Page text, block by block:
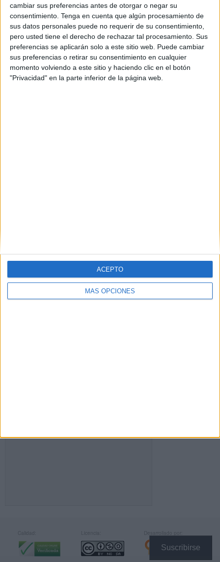
cambiar sus preferencias antes de otorgar o negar su
consentimiento. Tenga en cuenta que algún procesamiento de
sus datos personales puede no requerir de su consentimiento,
pero usted tiene el derecho de rechazar tal procesamiento. Sus
preferencias se aplicarán solo a este sitio web. Puede cambiar
sus preferencias o retirar su consentimiento en cualquier
momento volviendo a este sitio y haciendo clic en el botón
"Privacidad" en la parte inferior de la página web.
MÁS OPCIONES
ACEPTO
Suscribirse
SEGUIR LEYENDO
Buscar
SIGUE NUESTROS TABLEROS EN